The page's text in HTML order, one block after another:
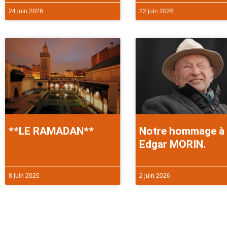
24 juin 2026 22 juin 2026
**LE RAMADAN**
8 juin 2026
Notre hommage à
Edgar MORIN.
2 juin 2026